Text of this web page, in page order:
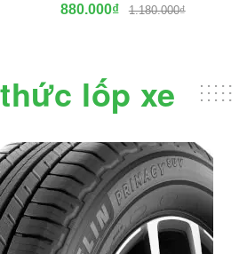
880.000₫ 1.180.000₫
lốp xe